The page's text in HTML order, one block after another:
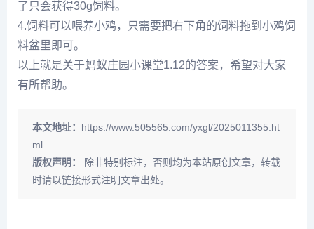
了只会获得30g饲料。
4.饲料可以喂养小鸡，只需要把右下角的饲料拖到小鸡饲
料盆里即可。
以上就是关于蚂蚁庄园小课堂1.12的答案，希望对大家
有所帮助。
本文地址： https://www.505565.com/yxgl/2025011355.ht
ml
版权声明：
除非特别标注，否则均为本站原创文章，转载
时请以链接形式注明文章出处。